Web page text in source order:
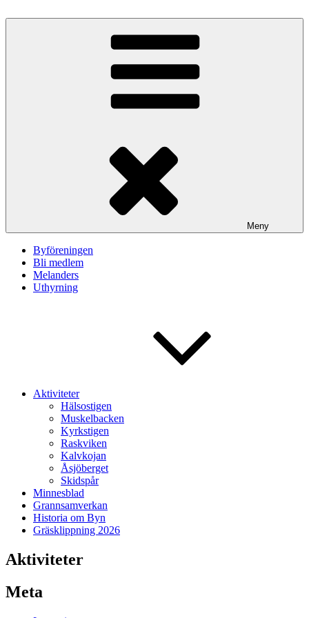
till
Meny
Byföreningen
Bli medlem
Melanders
Uthyrning
Aktiviteter
Hälsostigen
Muskelbacken
Kyrkstigen
Raskviken
Kalvkojan
Åsjöberget
Skidspår
Minnesblad
Grannsamverkan
Historia om Byn
Gräsklippning 2026
Aktiviteter
Meta